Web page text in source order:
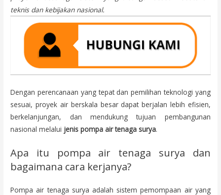
teknis dan kebijakan nasional.
Dengan perencanaan yang tepat dan pemilihan teknologi yang
sesuai, proyek air berskala besar dapat berjalan lebih efisien,
berkelanjungan, dan mendukung tujuan pembangunan
nasional melalui jenis pompa air tenaga surya.
Apa itu pompa air tenaga surya dan
bagaimana cara kerjanya?
Pompa air tenaga surya adalah sistem pemompaan air yang